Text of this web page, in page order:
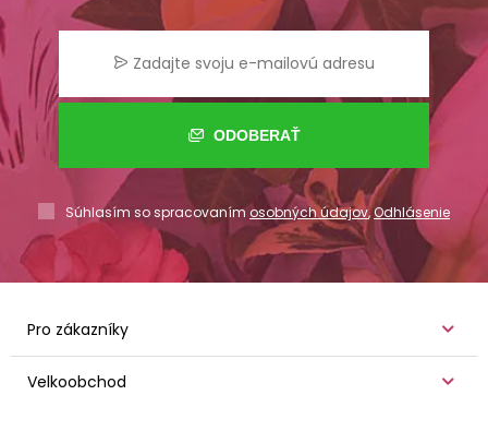
ODOBERAŤ
Súhlasím so spracovaním osobných údajov,Odhlásenie
Pro zákazníky
Velkoobchod